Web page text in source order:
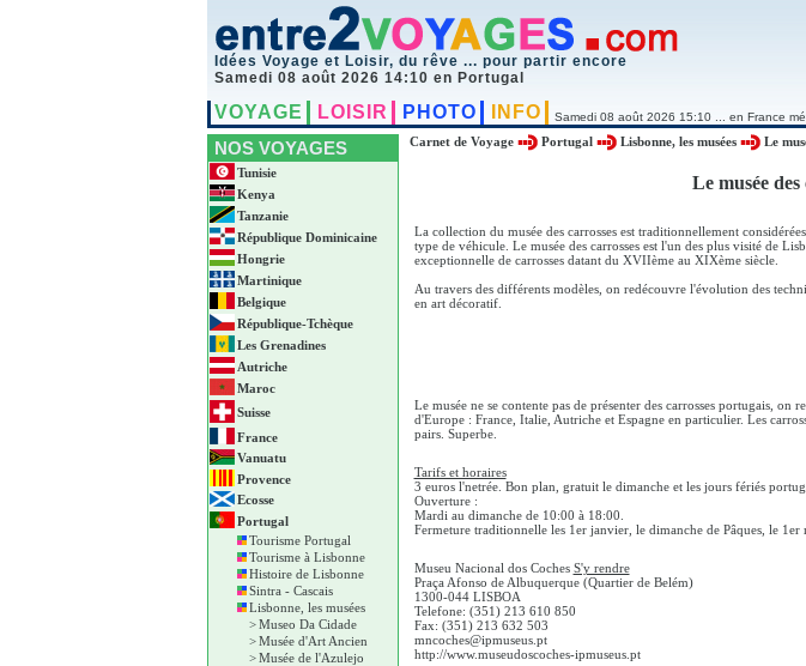
Idées Voyage et Loisir, du rêve ... pour partir encore
Samedi 08 août 2026 14:10 en Portugal
VOYAGE LOISIR PHOTO INFO Samedi 08 août 2026 15:10 ... en France
NOS VOYAGES
Tunisie
Kenya
Tanzanie
République Dominicaine
Hongrie
Martinique
Belgique
République-Tchèque
Les Grenadines
Autriche
Maroc
Suisse
France
Vanuatu
Provence
Ecosse
Portugal
Tourisme Portugal
Tourisme à Lisbonne
Histoire de Lisbonne
Sintra - Cascais
Lisbonne, les musées
> Museo Da Cidade
> Musée d'Art Ancien
> Musée de l'Azulejo
Carnet de Voyage Portugal Lisbonne, les musées Le
Le musée
La collection du musée des carrosses est traditionnellement
type de véhicule. Le musée des carrosses est l'un des plus visité de
exceptionnelle de carrosses datant du XVIIème au XIXème siècle.
Au travers des différents modèles, on redécouvre l'évolution des
en art décoratif.
Le musée ne se contente pas de présenter des carrosses portugais,
d'Europe : France, Italie, Autriche et Espagne en particulier. Les
pairs. Superbe.
Tarifs et horaires
3 euros l'netrée. Bon plan, gratuit le dimanche et les jours fériés
Ouverture :
Mardi au dimanche de 10:00 à 18:00.
Fermeture traditionnelle les 1er janvier, le dimanche de Pâques, le 1er
Museu Nacional dos Coches S'y rendre
Praça Afonso de Albuquerque (Quartier de Belém)
1300-044 LISBOA
Telefone: (351) 213 610 850
Fax: (351) 213 632 503
mncoches@ipmuseus.pt
http://www.museudoscoches-ipmuseus.pt